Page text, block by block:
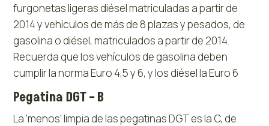
furgonetas ligeras diésel matriculadas a partir de
2014 y vehículos de más de 8 plazas y pesados, de
gasolina o diésel, matriculados a partir de 2014.
Recuerda que los vehículos de gasolina deben
cumplir la norma Euro 4,5 y 6, y los diésel la Euro 6
Pegatina DGT – B
La ‘menos’ limpia de las pegatinas DGT es la C, de